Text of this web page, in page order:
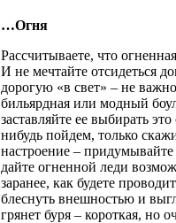
…Огня
Рассчитываете, что
И не мечтайте отсидеться
дорогую «в свет» – не
бильярдная или модный
заставляйте ее выбирать
нибудь пойдем, только
настроение –
дайте огненной леди
заранее, как будете
блеснуть внешностью и
грянет буря – короткая, но